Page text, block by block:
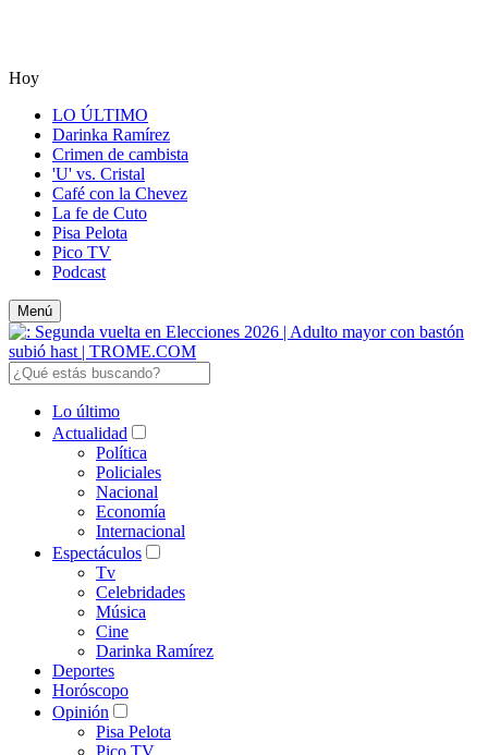
Hoy
LO ÚLTIMO
Darinka Ramírez
Crimen de cambista
'U' vs. Cristal
Café con la Chevez
La fe de Cuto
Pisa Pelota
Pico TV
Podcast
Menú
Lo último
Actualidad
Política
Policiales
Nacional
Economía
Internacional
Espectáculos
Tv
Celebridades
Música
Cine
Darinka Ramírez
Deportes
Horóscopo
Opinión
Pisa Pelota
Pico TV